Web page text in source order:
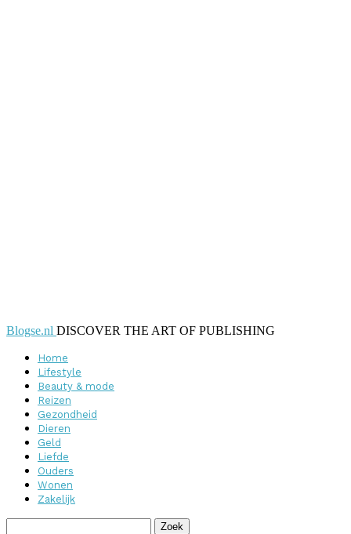
Blogse.nl DISCOVER THE ART OF PUBLISHING
Home
Lifestyle
Beauty & mode
Reizen
Gezondheid
Dieren
Geld
Liefde
Ouders
Wonen
Zakelijk